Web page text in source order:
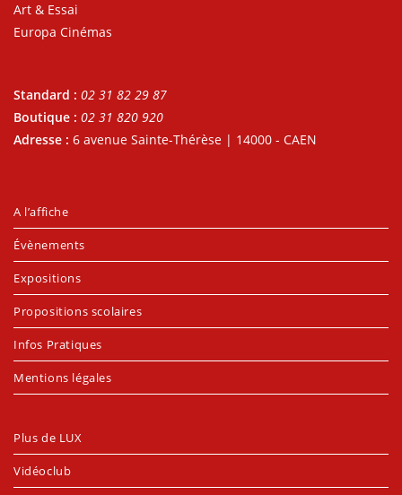
Art & Essai
Europa Cinémas
Standard : 02 31 82 29 87
Boutique : 02 31 820 920
Adresse : 6 avenue Sainte-Thérèse | 14000 - CAEN
A l’affiche
Évènements
Expositions
Propositions scolaires
Infos Pratiques
Mentions légales
Plus de LUX
Vidéoclub